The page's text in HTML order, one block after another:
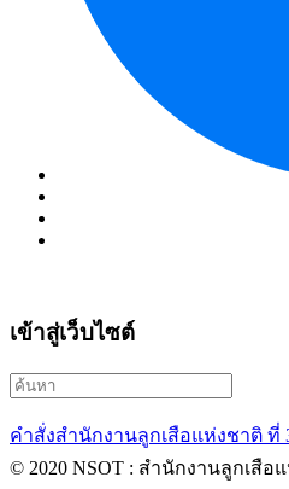
เข้าสู่เว็บไซต์
คำสั่งสำนักงานลูกเสือแห่งชาติ ที่
© 2020 NSOT : สำนักงานลูกเสือ